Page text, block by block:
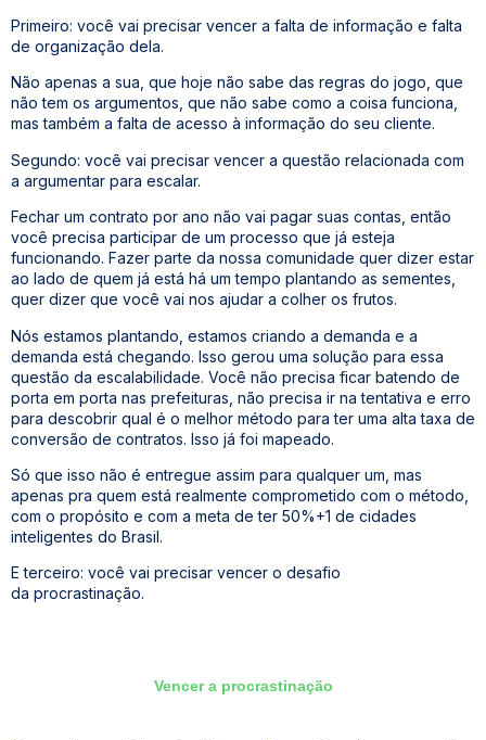
Primeiro: você vai precisar vencer a falta de informação e falta
de organização dela.
Não apenas a sua, que hoje não sabe das regras do jogo, que
não tem os argumentos, que não sabe como a coisa funciona,
mas também a falta de acesso à informação do seu cliente.
Segundo: você vai precisar vencer a questão relacionada com
a argumentar para escalar.
Fechar um contrato por ano não vai pagar suas contas, então
você precisa participar de um processo que já esteja
funcionando. Fazer parte da nossa comunidade quer dizer estar
ao lado de quem já está há um tempo plantando as sementes,
quer dizer que você vai nos ajudar a colher os frutos.
Nós estamos plantando, estamos criando a demanda e a
demanda está chegando. Isso gerou uma solução para essa
questão da escalabilidade. Você não precisa ficar batendo de
porta em porta nas prefeituras, não precisa ir na tentativa e erro
para descobrir qual é o melhor método para ter uma alta taxa de
conversão de contratos. Isso já foi mapeado.
Só que isso não é entregue assim para qualquer um, mas
apenas pra quem está realmente comprometido com o método,
com o propósito e com a meta de ter 50%+1 de cidades
inteligentes do Brasil.
E terceiro: você vai precisar vencer o desafio
da procrastinação.
Vencer a procrastinação